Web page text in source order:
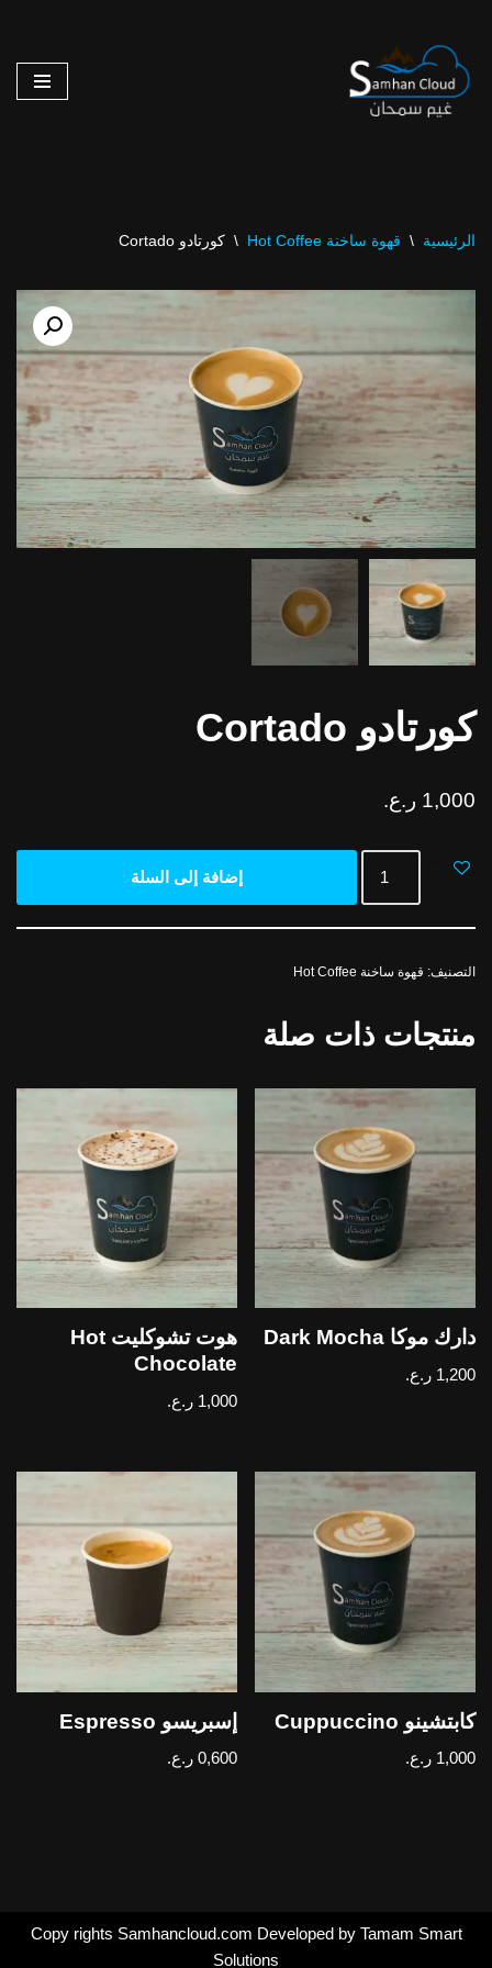
تخطى
إلى
المحتوى
الرئيسية \ قهوة ساخنة Hot Coffee \ كورتادو Cortado
كورتادو Cortado
1,000 ر.ع.
إضافة إلى السلة
التصنيف: قهوة ساخنة Hot Coffee
منتجات ذات صلة
دارك موكا Dark Mocha
1,200 ر.ع.
هوت تشوكليت Hot
Chocolate
1,000 ر.ع.
كابتشينو Cuppuccino
1,000 ر.ع.
إسبريسو Espresso
0,600 ر.ع.
Copy rights Samhancloud.com Developed by Tamam Smart
Solutions